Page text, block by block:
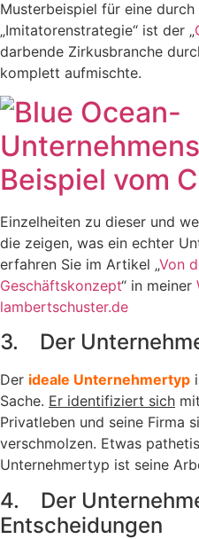
Musterbeispiel für eine
„Imitatorenstrategie“ ist der „
darbende Zirkusbranche
komplett aufmischte.
Einzelheiten zu dieser und
die zeigen, was ein echter
erfahren Sie im Artikel „Von
Geschäftskonzept“ in meiner
lambertschuster.de
3. Der
Der ideale Unternehmertyp
Sache. Er identifiziert sich
Privatleben und seine Firma
verschmolzen. Etwas
Unternehmertyp ist seine
4. Der
Entscheidungen